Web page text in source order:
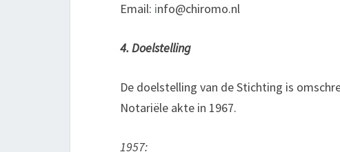
Email: info@chiromo.nl
4. Doelstelling
De doelstelling van de Stichting is
Notariële akte in 1967.
1957: